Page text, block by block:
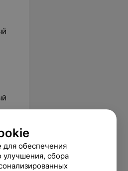
для обеспечения
улучшения, сбора